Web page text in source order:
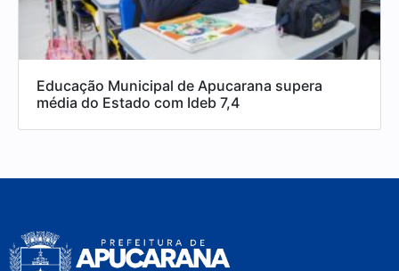
Educação Municipal de Apucarana supera
média do Estado com Ideb 7,4